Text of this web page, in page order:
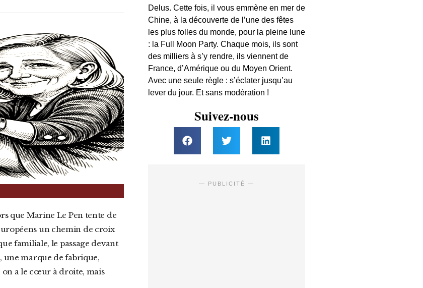
un chemin de croix
familiale, le passage devant
une marque de fabrique,
on a le cœur à droite, mais
Delus. Cette fois, il vous emmène en mer de
Chine, à la découverte de l’une des fêtes
les plus folles du monde, pour la pleine lune
: la Full Moon Party. Chaque mois, ils sont
des milliers à s’y rendre, ils viennent de
France, d’Amérique ou du Moyen Orient.
Avec une seule règle : s’éclater jusqu’au
lever du jour. Et sans modération !
Suivez-nous
— PUBLICITÉ —